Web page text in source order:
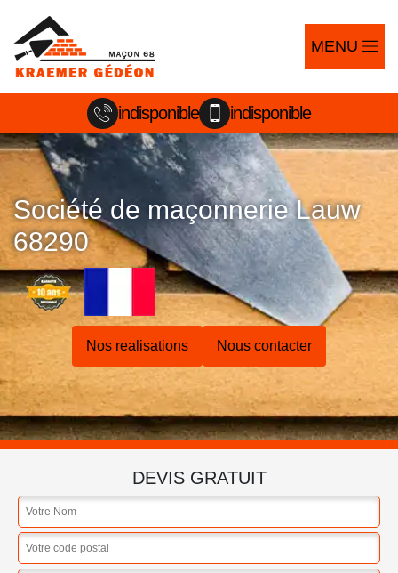
MENU
indisponible indisponible
Société de maçonnerie Lauw
68290
Nos realisations Nous contacter
DEVIS GRATUIT